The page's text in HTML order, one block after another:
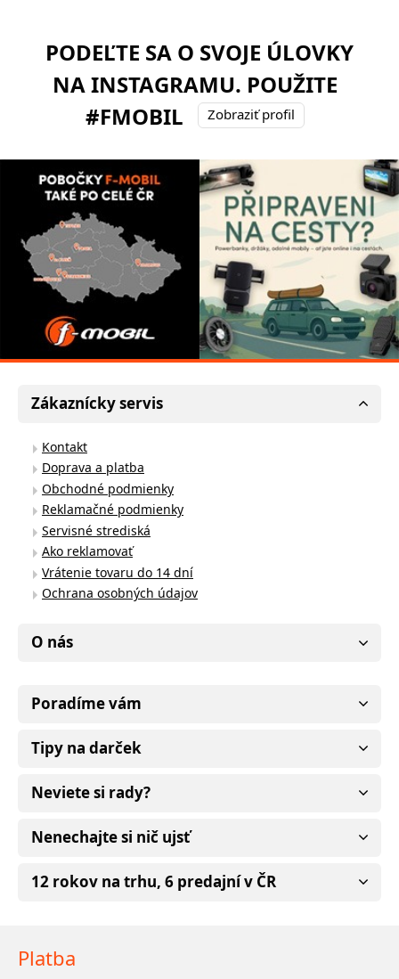
PODEĽTE SA O SVOJE ÚLOVKY
NA INSTAGRAMU. POUŽITE
#FMOBIL
Zobraziť profil
Zákaznícky servis
Kontakt
Doprava a platba
Obchodné podmienky
Reklamačné podmienky
Servisné strediská
Ako reklamovať
Vrátenie tovaru do 14 dní
Ochrana osobných údajov
O nás
Poradíme vám
Tipy na darček
Neviete si rady?
Nenechajte si nič ujsť
12 rokov na trhu, 6 predajní v ČR
Platba